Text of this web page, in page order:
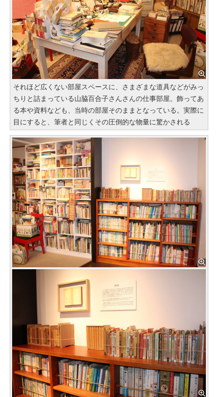
それほど広くない部屋スペースに、さまざまな道具などがみっ
ちりと詰まっている山脇百合子さんさんの仕事部屋。飾ってあ
る本や資料なども、当時の部屋そのままとなっている。実際に
目にすると、筆者と同じくその圧倒的な物量に驚かされる